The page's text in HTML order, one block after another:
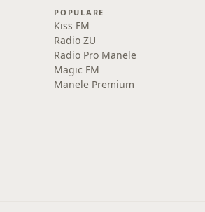
POPULARE
Kiss FM
Radio ZU
Radio Pro Manele
Magic FM
Manele Premium